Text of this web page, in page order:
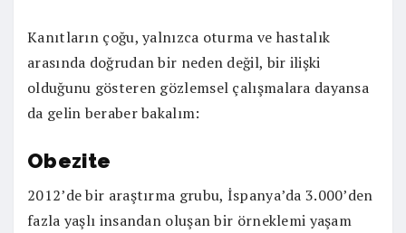
Kanıtların çoğu, yalnızca oturma ve hastalık
arasında doğrudan bir neden değil, bir ilişki
olduğunu gösteren gözlemsel çalışmalara dayansa
da gelin beraber bakalım:
Obezite
2012’de bir araştırma grubu, İspanya’da 3.000’den
fazla yaşlı insandan oluşan bir örneklemi yaşam